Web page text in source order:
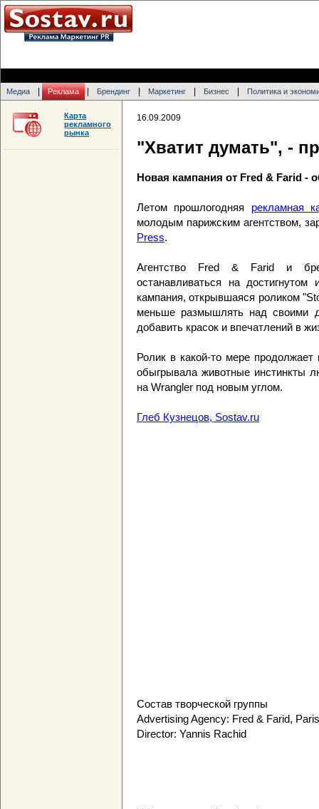
Медиа Реклама Брендинг Маркетинг Бизнес Политика и
16.09.2009
"Хватит думать", -
Новая кампания от Fred & Farid -
Летом прошлогодняя рекламная
молодым парижским агентством,
Press.
Агентство Fred & Farid и
останавливаться на
кампания, открывшаяся роликом
меньше размышлять над своими
добавить красок и впечатлений в
Ролик в какой-то мере
обыгрывала животные инстинкты
на Wrangler под новым углом.
Глеб Кузнецов, Sostav.ru
Состав творческой группы
Advertising Agency: Fred & Farid,
Director: Yannis Rachid
Карта
рекламного
рынка